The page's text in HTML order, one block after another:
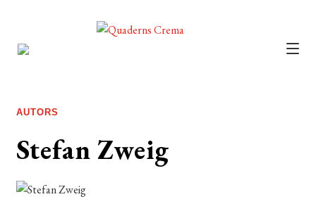
L’EDITORIAL
AUTORS
Stefan Zweig